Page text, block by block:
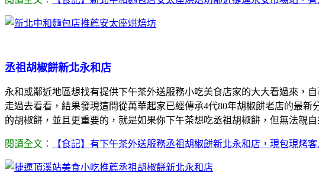
丞祖胡椒餅新北永和店
永和或鄰近地區想找有提供下午茶外送服務小吃美食店家的大大看過來，
走過去看看，結果發現這間從萬華起家已經傳承4代80年胡椒餅老店的最
的胡椒餅，並且更重要的，就是如果你下午茶想吃丞祖胡椒餅，但無法親
閱讀全文： 【食記】有下午茶外送服務丞祖胡椒餅新北永和店，現包現烤